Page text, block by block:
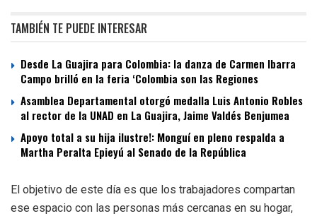
TAMBIÉN TE PUEDE INTERESAR
Desde La Guajira para Colombia: la danza de Carmen Ibarra
Campo brilló en la feria ‘Colombia son las Regiones
Asamblea Departamental otorgó medalla Luis Antonio Robles
al rector de la UNAD en La Guajira, Jaime Valdés Benjumea
Apoyo total a su hija ilustre!: Monguí en pleno respalda a
Martha Peralta Epieyú al Senado de la República
El objetivo de este día es que los trabajadores compartan
ese espacio con las personas más cercanas en su hogar,